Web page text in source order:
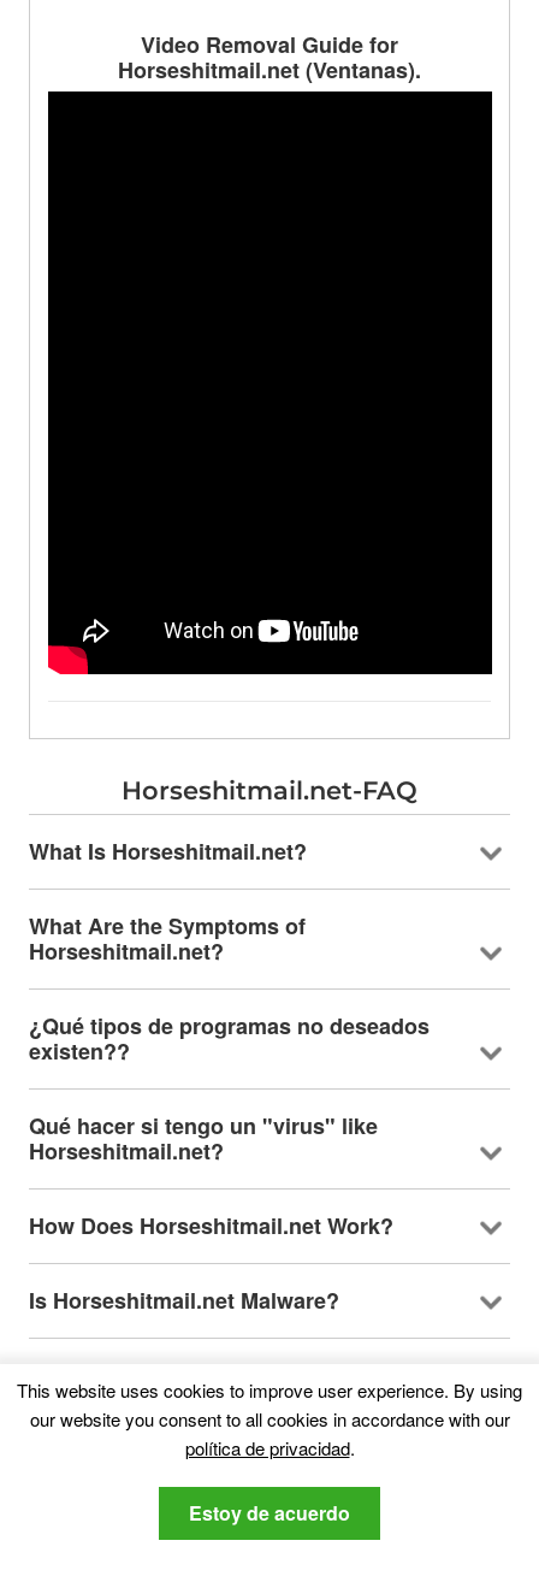
Video Removal Guide for
Horseshitmail.net(Ventanas).
Horseshitmail.net-FAQ
What Is Horseshitmail.net?
What Are the Symptoms of
Horseshitmail.net?
¿Qué tipos de programas no deseados
existen??
Qué hacer si tengo un "virus" like
Horseshitmail.net?
How Does Horseshitmail.net Work?
Is Horseshitmail.net Malware?
About the Horseshitmail.net
Research
El contenido que publicamos en
SensorsTechForum.com,this Horseshitmail.net
how-to removal guide included, es el resultado
de una extensa investigación, trabajo duro y la
This website uses cookies to improve user experience. By using
our website you consent to all cookies in accordance with our
política de privacidad.
Estoy de acuerdo